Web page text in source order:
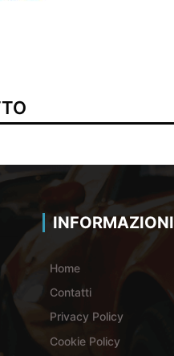
INFORMAZIONI
Home
Contatti
Privacy Policy
Cookie Policy